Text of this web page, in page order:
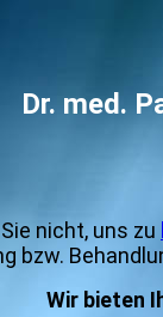
Dr. med.
nicht, uns zu
bzw.
Wir bieten